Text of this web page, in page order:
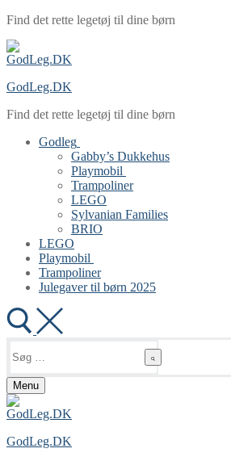
Spring
indhold
Menu
Luk
Find det rette legetøj til dine børn
GodLeg.DK
Find det rette legetøj til dine børn
Godleg
Gabby’s Dukkehus
Playmobil
Trampoliner
LEGO
Sylvanian Families
BRIO
LEGO
Playmobil
Trampoliner
Julegaver til børn 2025
efter:
Menu
GodLeg.DK